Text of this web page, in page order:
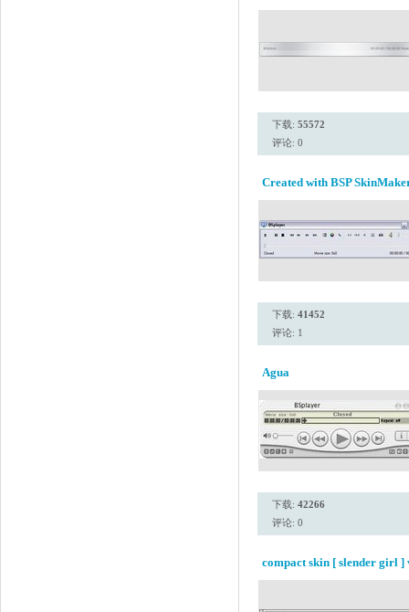
下载: 55572
评论: 0
Created with BSP
下载: 41452
评论: 1
Agua
下载: 42266
评论: 0
compact skin [ slender girl ]